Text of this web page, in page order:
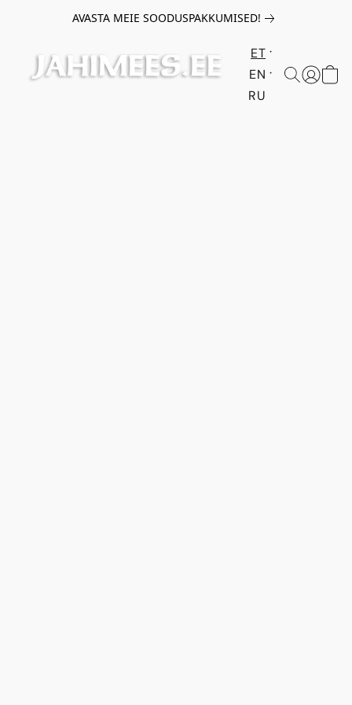
AVASTA MEIE SOODUSPAKKUMISED!
ET
EN
RU